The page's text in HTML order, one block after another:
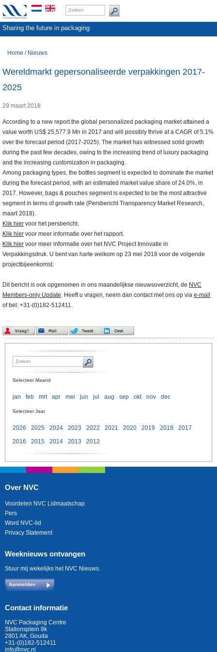
Sharing the future in packaging
Home / Nieuws
Wereldmarkt gepersonaliseerde verpakkingen 2017-
2025
29 maart 2018
According to a new report the global personalized packaging market attained a
value worth US$ 25,577.9 Mn in 2017 and will possibly thrive at a CAGR of 5.1%
over the forecast period (2017-2025). The market has witnessed solid growth
during the past few decades, owing to the increasing trend of luxury packaging
and the increasing customization in packaging.
Among packaging types, the bottles segment is expected to dominate the market
during the forecast period, with an estimated market value share of 24.0%, in
2017. However, bags & pouches segment is expected to be the most attractive
segment in terms of growth rate (Persbericht Transparency Market Research,
maart 2018).
Klik hier voor het persbericht.
Klik hier voor meer informatie over het rapport.
Klik hier voor meer informatie over het NVC Project Innovatie in
Verpakkingsdruk. U bent van harte welkom op 23 mei 2018 voor de volgende
projectbijeenkomst.
Dit bericht is ook opgenomen in ons maandelijkse nieuwsoverzicht, de NVC
Members-only Update. Heeft u vragen, neem dan contact met ons op via e-mail
of bel: +31-(0)182-512411.
Selecteer Maand
jan feb mrt apr mei jun jul aug sep okt nov dec
Selecteer Jaar
2026 2025 2024 2023 2022 2021 2020 2019 2018
2017
2016
2015 2014 2013 2012
Over NVC
Voordelen NVC Lidmaatschap
Pers
Word NVC-lid
Privacy Statement
Weeknieuws ontvangen
Stuur mij wekelijks het NVC Nieuws.
Aanmelden
Contact informatie
NVC Packaging Centre
Stationsplein 9k
2801 AK, Gouda
+31-(0)182-512411
info@nvc.nl